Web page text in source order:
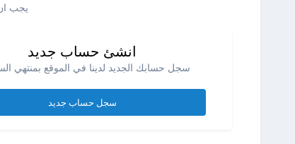
يجب
انشئ حساب جديد
سجل حسابك الجديد لدينا في الموقع بمنتهي
سجل حساب جديد